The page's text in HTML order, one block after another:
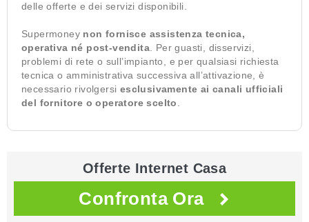
delle offerte e dei servizi disponibili.
Supermoney non fornisce assistenza tecnica,
operativa né post-vendita . Per guasti, disservizi,
problemi di rete o sull’impianto, e per qualsiasi richiesta
tecnica o amministrativa successiva all’attivazione, è
necessario rivolgersi esclusivamente ai canali ufficiali
del fornitore o operatore scelto
Offerte Internet Casa
Confronta Ora